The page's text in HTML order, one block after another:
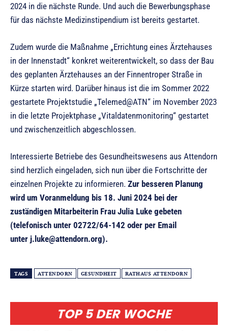
TOP 5 DER WOCHE
2024 in die nächste Runde. Und auch die Bewerbungsphase
für das nächste Medizinstipendium ist bereits gestartet.
Zudem wurde die Maßnahme „Errichtung eines Ärztehauses
in der Innenstadt“ konkret weiterentwickelt, so dass der Bau
des geplanten Ärztehauses an der Finnentroper Straße in
Kürze starten wird. Darüber hinaus ist die im Sommer 2022
gestartete Projektstudie „Telemed@ATN“ im November 2023
in die letzte Projektphase „Vitaldatenmonitoring“ gestartet
und zwischenzeitlich abgeschlossen.
Interessierte Betriebe des Gesundheitswesens aus Attendorn
sind herzlich eingeladen, sich nun über die Fortschritte der
einzelnen Projekte zu informieren. Zur besseren Planung
wird um Voranmeldung bis 18. Juni 2024 bei der
zuständigen Mitarbeiterin Frau Julia Luke gebeten
(telefonisch unter 02722/64-142 oder per Email
unter j.luke@attendorn.org).
TAGS ATTENDORN GESUNDHEIT RATHAUS ATTENDORN